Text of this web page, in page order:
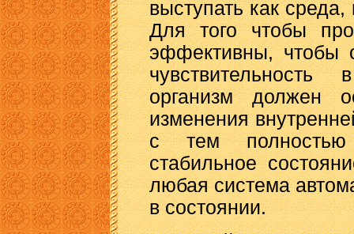
выступать как
Для того чтобы
эффективны, чтобы
чувствительность
организм должен
изменения
с тем полностью
стабильное
любая система
в состоянии.